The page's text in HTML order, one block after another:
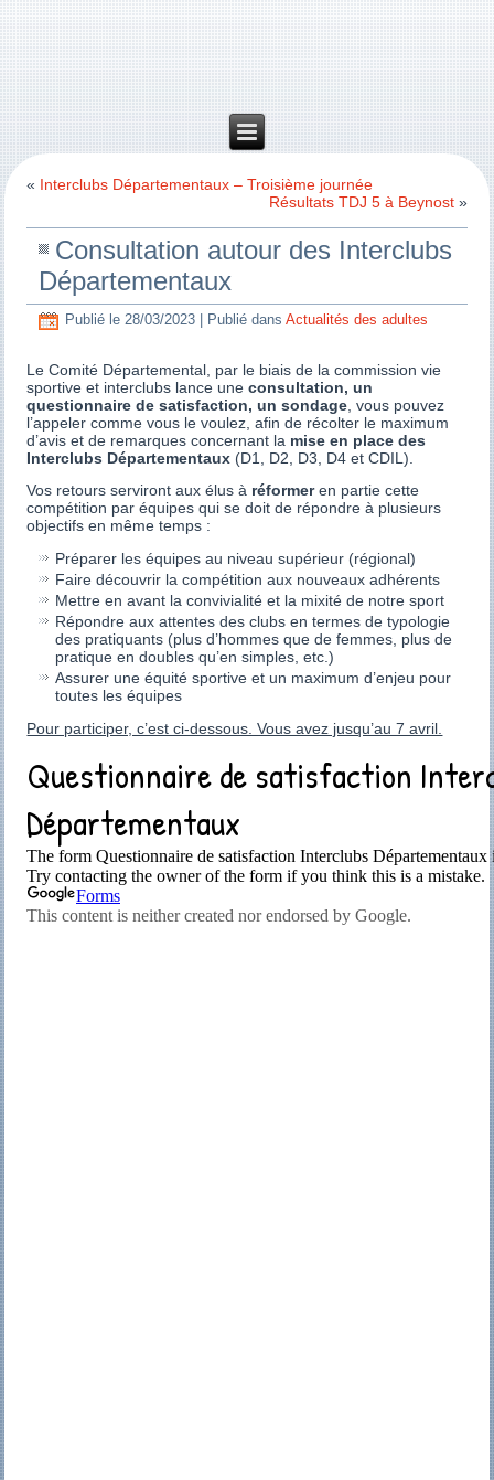
« Interclubs Départementaux – Troisième journée
Résultats TDJ 5 à Beynost»
Consultation autour des Interclubs
Départementaux
Publié le 28/03/2023 Publié dans Actualités des adultes
Le Comité Départemental, par le biais de la commission vie
sportive et interclubs lance uneconsultation, un
questionnaire de satisfaction, un sondage , vous pouvez
l’appeler comme vous le voulez, afin de récolter le maximum
d’avis et de remarques concernant la mise en place des
Interclubs Départementaux (D1, D2, D3, D4 et CDIL).
Vos retours serviront aux élus à réformeren partie cette
compétition par équipes qui se doit de répondre à plusieurs
objectifs en même temps :
Préparer les équipes au niveau supérieur (régional)
Faire découvrir la compétition aux nouveaux adhérents
Mettre en avant la convivialité et la mixité de notre sport
Répondre aux attentes des clubs en termes de typologie
des pratiquants (plus d’hommes que de femmes, plus de
pratique en doubles qu’en simples, etc.)
Assurer une équité sportive et un maximum d’enjeu pour
toutes les équipes
Pour participer, c’est ci-dessous. Vous avez jusqu’au 7 avril.